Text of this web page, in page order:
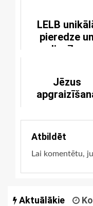
LELB
pieredze un
liecība
Jēzus
Atbildēt
Lai komentētu,
Aktuālākie